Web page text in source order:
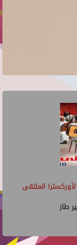
الملتقى
طاز